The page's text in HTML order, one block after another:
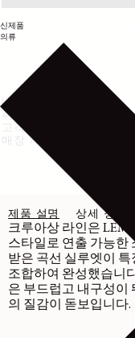
신제품
의류
배송 및 반품
취급 방법
고객센터
매장 재고 확인
제품 설명 상세 정보
크루아상 라인은
스타일로 연출 가능한
받은 곡선 실루엣이
조합하여 완성했습니
은 부드럽고 내구성이
의 질감이 돋보입니다.